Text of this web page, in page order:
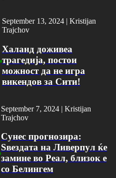
September 13, 2024 | Kristijan
Trajchov
Халанд доживеа
трагедија, постои
можност да не игра
викендов за Сити!
September 7, 2024 | Kristijan
Trajchov
Сунес прогнозира:
Ѕвездата на Ливерпул ќе
замине во Реал, близок е
со Белингем